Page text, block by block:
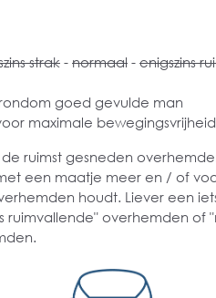
strak - normaal - enigszins
goed gevulde man
maximale bewegingsvrijheid
ruimst gesneden
een maatje meer en / of
houdt. Liever een
ruimvallende" overhemden of